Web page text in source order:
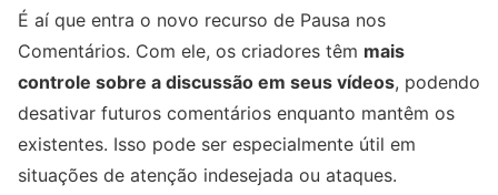
É aí que entra o novo recurso de Pausa nos
Comentários. Com ele, os criadores têm mais
controle sobre a discussão em seus vídeos, podendo
desativar futuros comentários enquanto mantêm os
existentes. Isso pode ser especialmente útil em
situações de atenção indesejada ou ataques.